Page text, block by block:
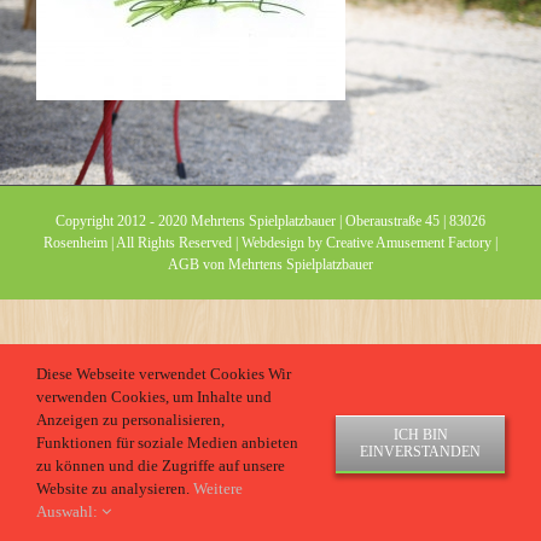
Copyright 2012 - 2020 Mehrtens Spielplatzbauer | Oberaustraße 45 | 83026
Rosenheim | All Rights Reserved | Webdesign by Creative Amusement Factory
AGB von Mehrtens Spielplatzbauer
Diese Webseite verwendet Cookies Wir
verwenden Cookies, um Inhalte und
Anzeigen zu personalisieren,
Funktionen für soziale Medien anbieten
zu können und die Zugriffe auf unsere
Website zu analysieren. Weitere
Auswahl:
ICH BIN
EINVERSTANDEN